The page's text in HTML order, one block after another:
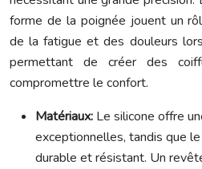
forme de la poignée jouent un
de la fatigue et des douleurs
permettant de créer des
compromettre le confort.
Matériaux: Le silicone offre
exceptionnelles, tandis que
durable et résistant. Un